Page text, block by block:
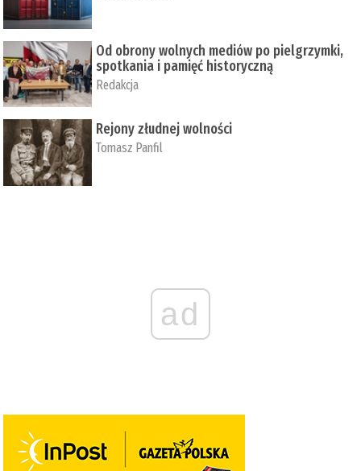
Od obrony wolnych mediów po pielgrzymki,
spotkania i pamięć historyczną
Redakcja
Rejony złudnej wolności
Tomasz Panfil
ad